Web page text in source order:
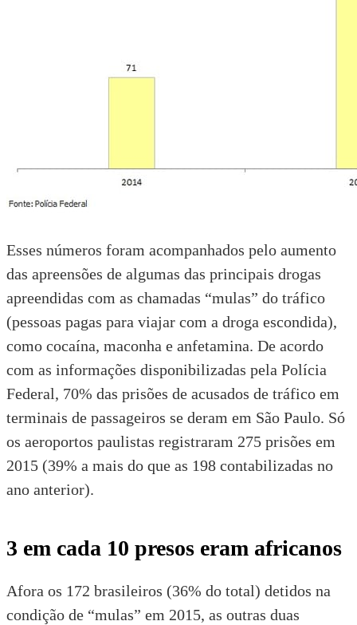
Esses números foram acompanhados pelo aumento
das apreensões de algumas das principais drogas
apreendidas com as chamadas “mulas” do tráfico
(pessoas pagas para viajar com a droga escondida),
como cocaína, maconha e anfetamina. De acordo
com as informações disponibilizadas pela Polícia
Federal, 70% das prisões de acusados de tráfico em
terminais de passageiros se deram em São Paulo. Só
os aeroportos paulistas registraram 275 prisões em
2015 (39% a mais do que as 198 contabilizadas no
ano anterior).
3 em cada 10 presos eram africanos
Afora os 172 brasileiros (36% do total) detidos na
condição de “mulas” em 2015, as outras duas